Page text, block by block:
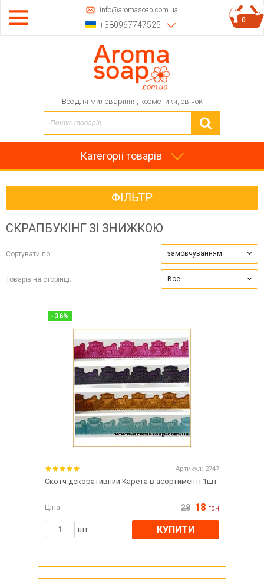
info@aromasoap.com.ua
+380967747525
Все для миловаріння, косметики, свічок
0
Категорії товарів
ФІЛЬТР
СКРАПБУКІНГ ЗІ ЗНИЖКОЮ
Сортувати по: замовчуванням
Товарів на сторінці: Все
- 36%
Артикул: 2747
Скотч декоративний Карета в асортименті 1шт
Ціна 28 18 грн
шт КУПИТИ